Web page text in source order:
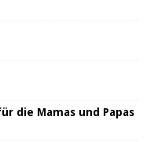
die Mamas und Papas